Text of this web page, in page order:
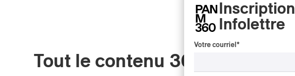
Tout le contenu 360
Inscription
Infolettre
Votre courriel *